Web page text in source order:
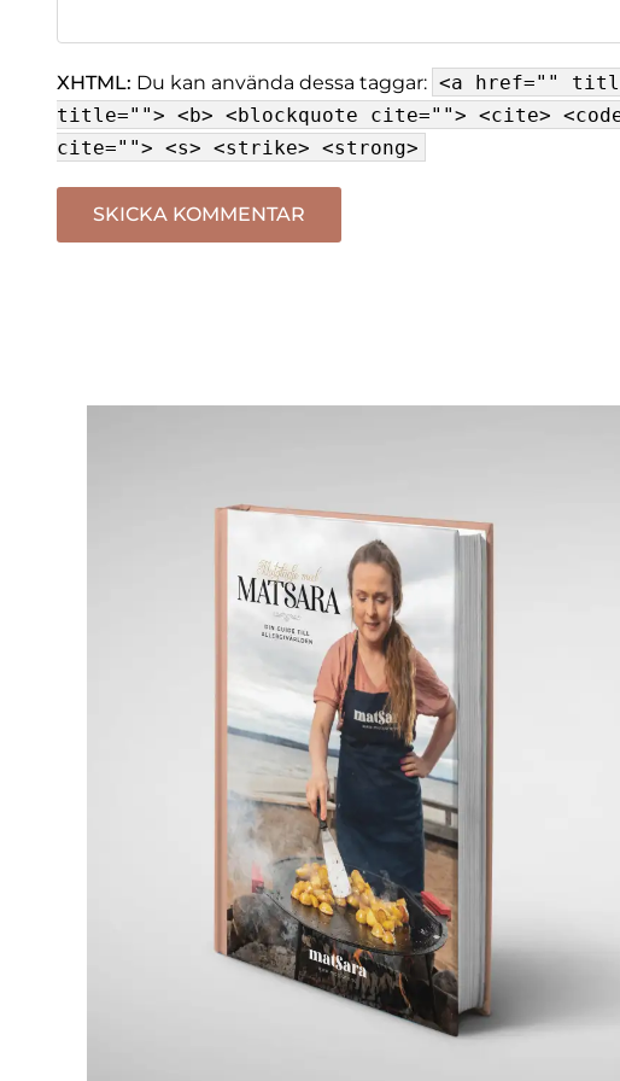
XHTML: Du kan använda dessa taggar: <a href=""
title=""> <b> <blockquote cite=""> <cite>
cite=""> <s> <strike> <strong>